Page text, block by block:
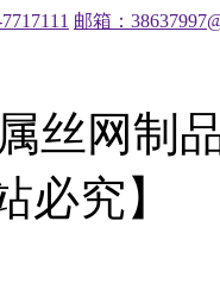
邮箱：
丝网制
必究】